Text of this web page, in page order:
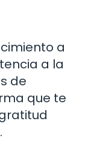
a
a la
de
que te